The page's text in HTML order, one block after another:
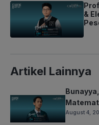
&
Artikel Lainnya
August 4,